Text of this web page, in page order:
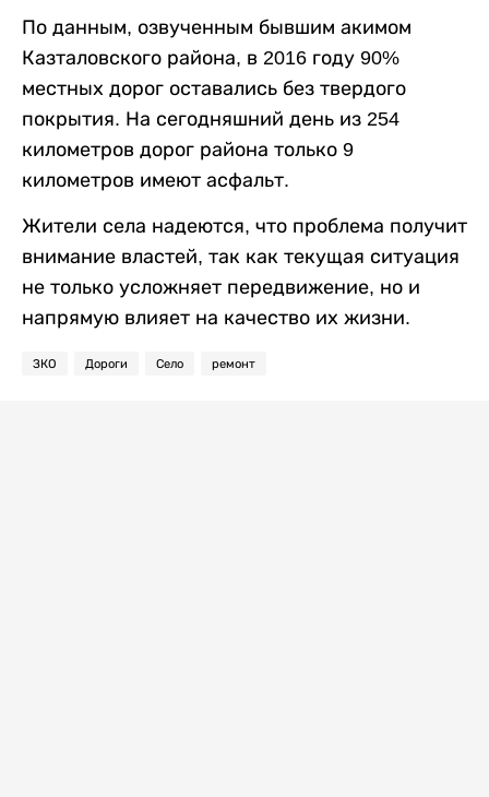
По данным, озвученным бывшим акимом
Казталовского района, в 2016 году 90%
местных дорог оставались без твердого
покрытия. На сегодняшний день из 254
километров дорог района только 9
километров имеют асфальт.
Жители села надеются, что проблема получит
внимание властей, так как текущая ситуация
не только усложняет передвижение, но и
напрямую влияет на качество их жизни.
ЗКО Дороги Село ремонт